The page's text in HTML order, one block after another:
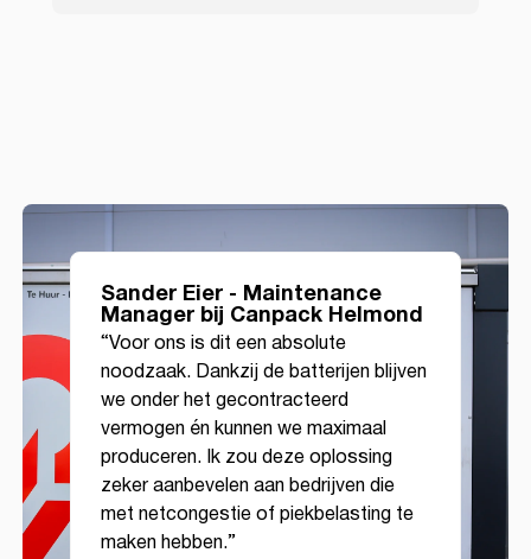
Sander Eier - Maintenance
Manager bij Canpack Helmond
“Voor ons is dit een absolute
noodzaak. Dankzij de batterijen blijven
we onder het gecontracteerd
vermogen én kunnen we maximaal
produceren. Ik zou deze oplossing
zeker aanbevelen aan bedrijven die
met netcongestie of piekbelasting te
maken hebben.”